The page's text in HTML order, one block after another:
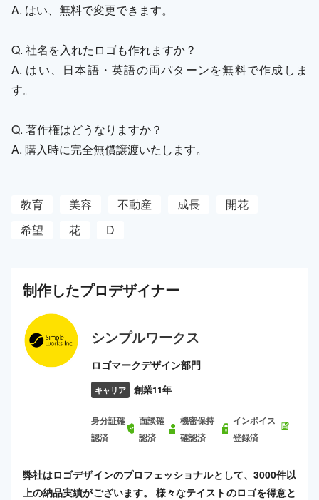
A. はい、無料で変更できます。
Q. 社名を入れたロゴも作れますか？
A. はい、日本語・英語の両パターンを無料で作成しま
す。
Q. 著作権はどうなりますか？
A. 購入時に完全無償譲渡いたします。
教育 美容 不動産 成長
開花
希望
花 D
制作したプロデザイナー
シンプルワークス
ロゴマークデザイン部門
キャリア 創業11年
身分証確
認済
面談確
認済
機密保持
確認済
インボイス
登録済
弊社はロゴデザインのプロフェッショナルとして、3000件以
上の納品実績がございます。 様々なテイストのロゴを得意と